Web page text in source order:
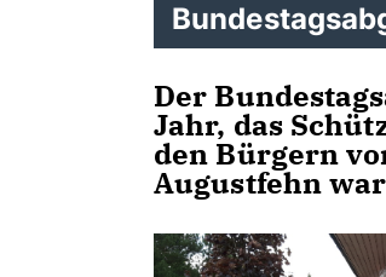
Der
Jahr, das
den Bürgern
Augustfehn